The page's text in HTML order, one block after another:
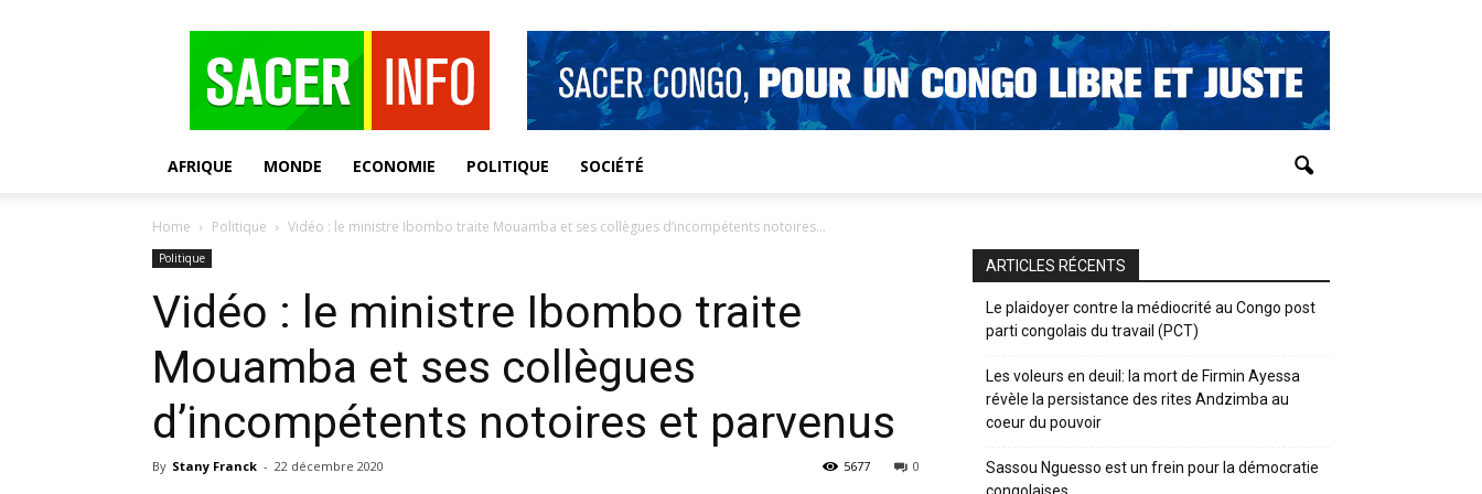
AFRIQUE MONDE ECONOMIE POLITIQUE SOCIÉTÉ
Home Politique Vidéo : le ministre Ibombo traite Mouamba et ses collègues d’incompétents notoires...
Politique
Vidéo : le ministre Ibombo traite
Mouamba et ses collègues
d’incompétents notoires et parvenus
By Stany Franck - 22 décembre 2020 0
5677
ARTICLES RÉCENTS
Le plaidoyer contre la médiocrité au Congo post
parti congolais du travail (PCT)
Les voleurs en deuil: la mort de Firmin Ayessa
révèle la persistance des rites Andzimba au
coeur du pouvoir
Sassou Nguesso est un frein pour la démocratie